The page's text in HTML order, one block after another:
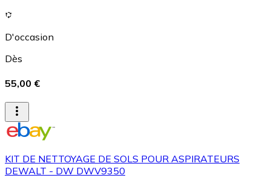
D'occasion
Dès
55,00 €
KIT DE NETTOYAGE DE SOLS POUR ASPIRATEURS
DEWALT - DW DWV9350